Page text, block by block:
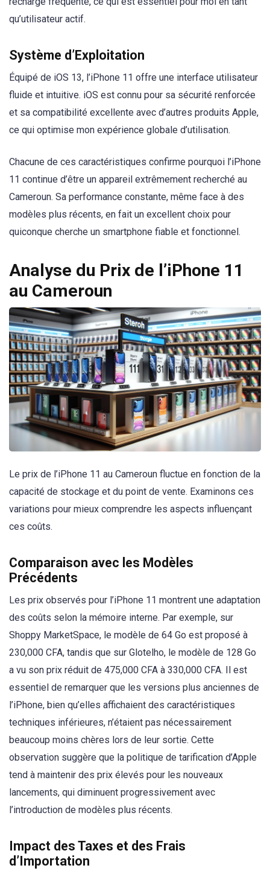
qu’utilisateur actif.
Système d’Exploitation
Équipé de iOS 13, l’iPhone 11 offre une interface utilisateur
fluide et intuitive. iOS est connu pour sa sécurité renforcée
et sa compatibilité excellente avec d’autres produits Apple,
ce qui optimise mon expérience globale d’utilisation.
Chacune de ces caractéristiques confirme pourquoi l’iPhone
11 continue d’être un appareil extrêmement recherché au
Cameroun. Sa performance constante, même face à des
modèles plus récents, en fait un excellent choix pour
quiconque cherche un smartphone fiable et fonctionnel.
Analyse du Prix de l’iPhone 11
au Cameroun
Le prix de l’iPhone 11 au Cameroun fluctue en fonction de la
capacité de stockage et du point de vente. Examinons ces
variations pour mieux comprendre les aspects influençant
ces coûts.
Comparaison avec les Modèles
Précédents
Les prix observés pour l’iPhone 11 montrent une adaptation
des coûts selon la mémoire interne. Par exemple, sur
Shoppy MarketSpace, le modèle de 64 Go est proposé à
230,000 CFA, tandis que sur Glotelho, le modèle de 128 Go
a vu son prix réduit de 475,000 CFA à 330,000 CFA. Il est
essentiel de remarquer que les versions plus anciennes de
l’iPhone, bien qu’elles affichaient des caractéristiques
techniques inférieures, n’étaient pas nécessairement
beaucoup moins chères lors de leur sortie. Cette
observation suggère que la politique de tarification d’Apple
tend à maintenir des prix élevés pour les nouveaux
lancements, qui diminuent progressivement avec
l’introduction de modèles plus récents.
Impact des Taxes et des Frais
d’Importation